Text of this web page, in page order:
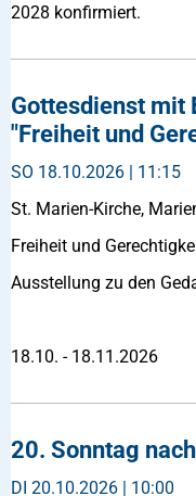
2028 konfirmiert.
Gottesdienst mit
"Freiheit und
SO 18.10.2026 | 11:15
St. Marien-Kirche,
Freiheit und
Ausstellung zu den
18.10. - 18.11.2026
20. Sonntag
DI 20.10.2026 | 10:00